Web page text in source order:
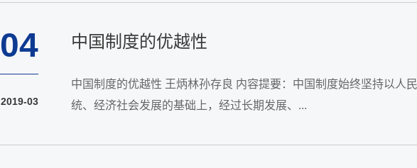
04
2019-03
中国制度的优越性
中国制度的优越性 王炳林孙存良 内容提要：中国制度始终坚持以
统、经济社会发展的基础上，经过长期发展、...